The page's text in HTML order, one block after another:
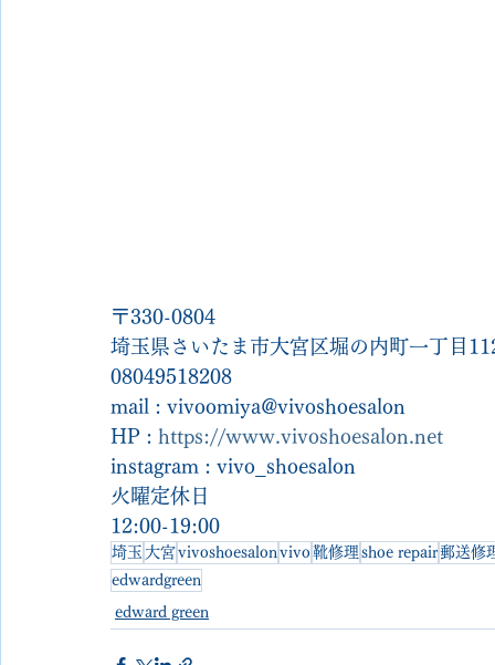
〒330-0804
埼玉県さいたま市大宮区堀の内町一丁目
08049518208
mail : vivoomiya@vivoshoesalon
HP : https://www.vivoshoesalon.net
instagram : vivo_shoesalon
火曜定休日
12:00-19:00
埼玉 大宮vivoshoesalon vivo靴修理 shoe repair郵送修
edwardgreen
edward green